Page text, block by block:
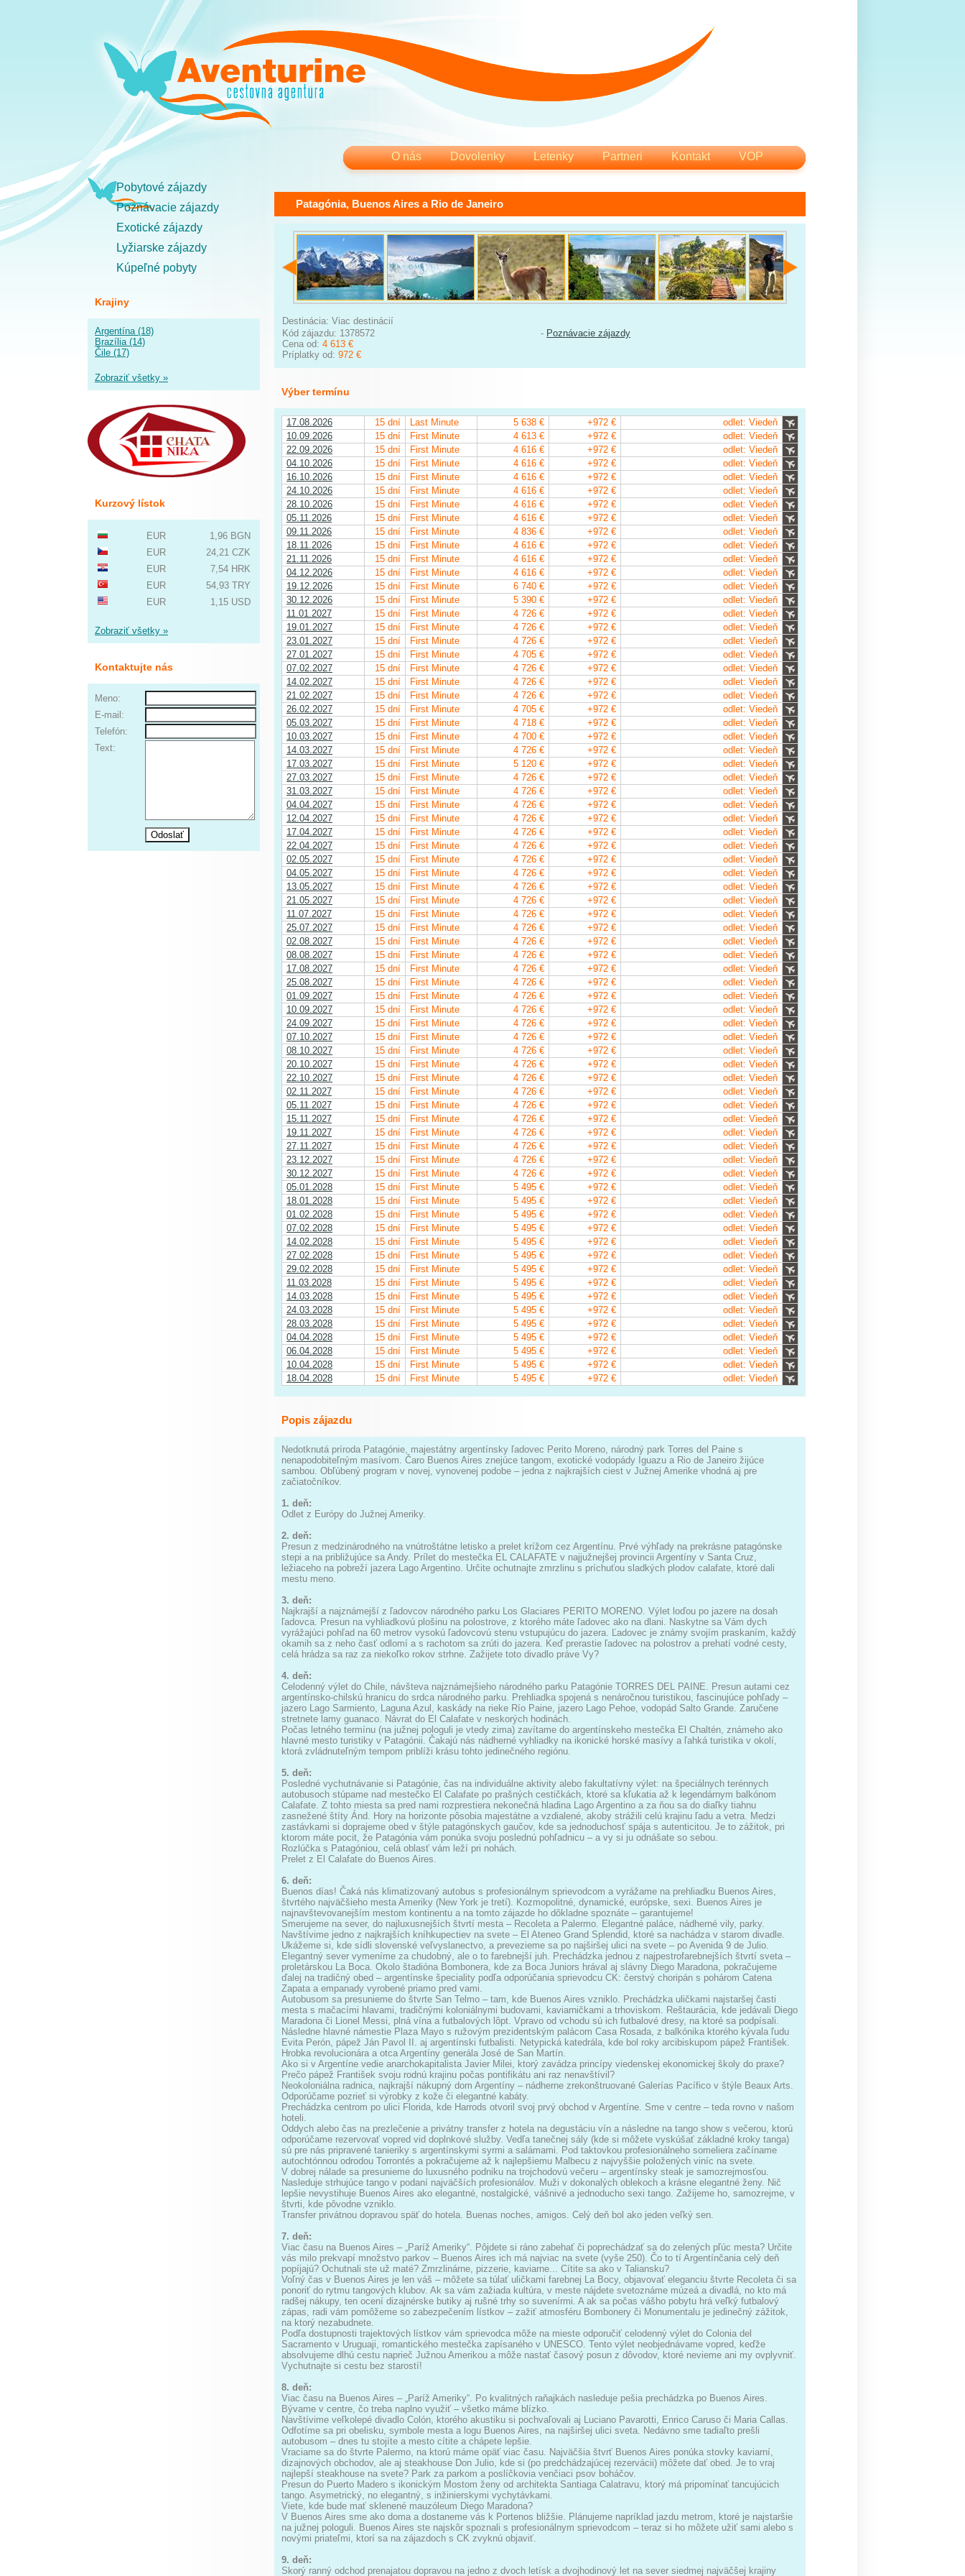
O nás Dovolenky Letenky Partneri Kontakt VOP
Pobytové zájazdy
Poznávacie zájazdy
Exotické zájazdy
Lyžiarske zájazdy
Kúpeľné pobyty
Krajiny
Argentína (18)
Brazília (14)
Čile (17)
Zobraziť všetky »
Kurzový lístok
EUR
1,96 BGN
EUR
24,21 CZK
EUR
7,54 HRK
EUR
54,93 TRY
EUR
1,15 USD
Zobraziť všetky »
Kontaktujte nás
Meno:
E-mail:
Telefón:
Text:
Patagónia, Buenos Aires a Rio de Janeiro
Destinácia: Viac destinácií
Kód zájazdu: 1378572
Cena od: 4 613 €
Príplatky od: 972 €
- Poznávacie zájazdy
Výber termínu
17.08.2026 15 dní Last Minute 5 638 € +972 €
odlet: Viedeň
10.09.2026
15 dní First Minute 4 613 € +972 €
odlet: Viedeň
22.09.2026
15 dní First Minute 4 616 € +972 €
odlet: Viedeň
04.10.2026
15 dní First Minute 4 616 € +972 €
odlet: Viedeň
16.10.2026
15 dní First Minute 4 616 € +972 €
odlet: Viedeň
24.10.2026
15 dní First Minute 4 616 € +972 €
odlet: Viedeň
28.10.2026
15 dní First Minute 4 616 € +972 €
odlet: Viedeň
05.11.2026
15 dní First Minute 4 616 € +972 €
odlet: Viedeň
09.11.2026
15 dní First Minute 4 836 € +972 €
odlet: Viedeň
18.11.2026
15 dní First Minute 4 616 € +972 €
odlet: Viedeň
21.11.2026
15 dní First Minute 4 616 € +972 €
odlet: Viedeň
04.12.2026
15 dní First Minute 4 616 € +972 €
odlet: Viedeň
19.12.2026
15 dní First Minute 6 740 € +972 €
odlet: Viedeň
30.12.2026
15 dní First Minute 5 390 € +972 €
odlet: Viedeň
11.01.2027
15 dní First Minute 4 726 € +972 €
odlet: Viedeň
19.01.2027
15 dní First Minute 4 726 € +972 €
odlet: Viedeň
23.01.2027
15 dní First Minute 4 726 € +972 €
odlet: Viedeň
27.01.2027
15 dní First Minute 4 705 € +972 €
odlet: Viedeň
07.02.2027
15 dní First Minute 4 726 € +972 €
odlet: Viedeň
14.02.2027
15 dní First Minute 4 726 € +972 €
odlet: Viedeň
21.02.2027
15 dní First Minute 4 726 € +972 €
odlet: Viedeň
26.02.2027
15 dní First Minute 4 705 € +972 €
odlet: Viedeň
05.03.2027
15 dní First Minute 4 718 € +972 €
odlet: Viedeň
10.03.2027
15 dní First Minute 4 700 € +972 €
odlet: Viedeň
14.03.2027
15 dní First Minute 4 726 € +972 €
odlet: Viedeň
17.03.2027
15 dní First Minute 5 120 € +972 €
odlet: Viedeň
27.03.2027
15 dní First Minute 4 726 € +972 €
odlet: Viedeň
31.03.2027
15 dní First Minute 4 726 € +972 €
odlet: Viedeň
04.04.2027
15 dní First Minute 4 726 € +972 €
odlet: Viedeň
12.04.2027
15 dní First Minute 4 726 € +972 €
odlet: Viedeň
17.04.2027
15 dní First Minute 4 726 € +972 €
odlet: Viedeň
22.04.2027
15 dní First Minute 4 726 € +972 €
odlet: Viedeň
02.05.2027
15 dní First Minute 4 726 € +972 €
odlet: Viedeň
04.05.2027
15 dní First Minute 4 726 € +972 €
odlet: Viedeň
13.05.2027
15 dní First Minute 4 726 € +972 €
odlet: Viedeň
21.05.2027
15 dní First Minute 4 726 € +972 €
odlet: Viedeň
11.07.2027
15 dní First Minute 4 726 € +972 €
odlet: Viedeň
25.07.2027
15 dní First Minute 4 726 € +972 €
odlet: Viedeň
02.08.2027
15 dní First Minute 4 726 € +972 €
odlet: Viedeň
08.08.2027
15 dní First Minute 4 726 € +972 €
odlet: Viedeň
17.08.2027
15 dní First Minute 4 726 € +972 €
odlet: Viedeň
25.08.2027
15 dní First Minute 4 726 € +972 €
odlet: Viedeň
01.09.2027
15 dní First Minute 4 726 € +972 €
odlet: Viedeň
10.09.2027
15 dní First Minute 4 726 € +972 €
odlet: Viedeň
24.09.2027
15 dní First Minute 4 726 € +972 €
odlet: Viedeň
07.10.2027
15 dní First Minute 4 726 € +972 €
odlet: Viedeň
08.10.2027
15 dní First Minute 4 726 € +972 €
odlet: Viedeň
20.10.2027
15 dní First Minute 4 726 € +972 €
odlet: Viedeň
22.10.2027
15 dní First Minute 4 726 € +972 €
odlet: Viedeň
02.11.2027
15 dní First Minute 4 726 € +972 €
odlet: Viedeň
05.11.2027
15 dní First Minute 4 726 € +972 €
odlet: Viedeň
15.11.2027
15 dní First Minute 4 726 € +972 €
odlet: Viedeň
19.11.2027
15 dní First Minute 4 726 € +972 €
odlet: Viedeň
27.11.2027
15 dní First Minute 4 726 € +972 €
odlet: Viedeň
23.12.2027
15 dní First Minute 4 726 € +972 €
odlet: Viedeň
30.12.2027
15 dní First Minute 4 726 € +972 €
odlet: Viedeň
05.01.2028
15 dní First Minute 5 495 € +972 €
odlet: Viedeň
18.01.2028
15 dní First Minute 5 495 € +972 €
odlet: Viedeň
01.02.2028
15 dní First Minute 5 495 € +972 €
odlet: Viedeň
07.02.2028
15 dní First Minute 5 495 € +972 €
odlet: Viedeň
14.02.2028
15 dní First Minute 5 495 € +972 €
odlet: Viedeň
27.02.2028
15 dní First Minute 5 495 € +972 €
odlet: Viedeň
29.02.2028
15 dní First Minute 5 495 € +972 €
odlet: Viedeň
11.03.2028
15 dní First Minute 5 495 € +972 €
odlet: Viedeň
14.03.2028
15 dní First Minute 5 495 € +972 €
odlet: Viedeň
24.03.2028
15 dní First Minute 5 495 € +972 €
odlet: Viedeň
28.03.2028
15 dní First Minute 5 495 € +972 €
odlet: Viedeň
04.04.2028
15 dní First Minute 5 495 € +972 €
odlet: Viedeň
06.04.2028
15 dní First Minute 5 495 € +972 €
odlet: Viedeň
10.04.2028
15 dní First Minute 5 495 € +972 €
odlet: Viedeň
18.04.2028
15 dní First Minute 5 495 € +972 € odlet: Viedeň
Popis zájazdu
Nedotknutá príroda Patagónie, majestátny argentínsky ľadovec Perito Moreno, národný park Torres del Paine s
nenapodobiteľným masívom. Čaro Buenos Aires znejúce tangom, exotické vodopády Iguazu a Rio de Janeiro žijúce
sambou. Obľúbený program v novej, vynovenej podobe – jedna z najkrajších ciest v Južnej Amerike vhodná aj pre
začiatočníkov.
1. deň:
Odlet z Európy do Južnej Ameriky.
2. deň:
Presun z medzinárodného na vnútroštátne letisko a prelet krížom cez Argentínu. Prvé výhľady na prekrásne patagónske
stepi a na približujúce sa Andy. Prílet do mestečka EL CALAFATE v najjužnejšej provincii Argentíny v Santa Cruz,
ležiaceho na pobreží jazera Lago Argentino. Určite ochutnajte zmrzlinu s príchuťou sladkých plodov calafate, ktoré dali
mestu meno.
3. deň:
Najkrajší a najznámejší z ľadovcov národného parku Los Glaciares PERITO MORENO. Výlet loďou po jazere na dosah
ľadovca. Presun na vyhliadkovú plošinu na polostrove, z ktorého máte ľadovec ako na dlani. Naskytne sa Vám dych
vyrážajúci pohľad na 60 metrov vysokú ľadovcovú stenu vstupujúcu do jazera. Ľadovec je známy svojím praskaním, každý
okamih sa z neho časť odlomí a s rachotom sa zrúti do jazera. Keď prerastie ľadovec na polostrov a prehatí vodné cesty,
celá hrádza sa raz za niekoľko rokov strhne. Zažijete toto divadlo práve Vy?
4. deň:
Celodenný výlet do Chile, návšteva najznámejšieho národného parku Patagónie TORRES DEL PAINE. Presun autami cez
argentínsko-chilskú hranicu do srdca národného parku. Prehliadka spojená s nenáročnou turistikou, fascinujúce pohľady –
jazero Lago Sarmiento, Laguna Azul, kaskády na rieke Río Paine, jazero Lago Pehoe, vodopád Salto Grande. Zaručene
stretnete lamy guanaco. Návrat do El Calafate v neskorých hodinách.
Počas letného termínu (na južnej pologuli je vtedy zima) zavítame do argentínskeho mestečka El Chaltén, známeho ako
hlavné mesto turistiky v Patagónii. Čakajú nás nádherné vyhliadky na ikonické horské masívy a ľahká turistika v okolí,
ktorá zvládnuteľným tempom priblíži krásu tohto jedinečného regiónu.
5. deň:
Posledné vychutnávanie si Patagónie, čas na individuálne aktivity alebo fakultatívny výlet: na špeciálnych terénnych
autobusoch stúpame nad mestečko El Calafate po prašných cestičkách, ktoré sa kľukatia až k legendárnym balkónom
Calafate. Z tohto miesta sa pred nami rozprestiera nekonečná hladina Lago Argentino a za ňou sa do diaľky tiahnu
zasnežené štíty Ánd. Hory na horizonte pôsobia majestátne a vzdialené, akoby strážili celú krajinu ľadu a vetra. Medzi
zastávkami si doprajeme obed v štýle patagónskych gaučov, kde sa jednoduchosť spája s autenticitou. Je to zážitok, pri
ktorom máte pocit, že Patagónia vám ponúka svoju poslednú pohľadnicu – a vy si ju odnášate so sebou.
Rozlúčka s Patagóniou, celá oblasť vám leží pri nohách.
Prelet z El Calafate do Buenos Aires.
6. deň:
Buenos días! Čaká nás klimatizovaný autobus s profesionálnym sprievodcom a vyrážame na prehliadku Buenos Aires,
štvrtého najväčšieho mesta Ameriky (New York je tretí). Kozmopolitné, dynamické, európske, sexi. Buenos Aires je
najnavštevovanejším mestom kontinentu a na tomto zájazde ho dôkladne spoznáte – garantujeme!
Smerujeme na sever, do najluxusnejších štvrtí mesta – Recoleta a Palermo. Elegantné paláce, nádherné vily, parky.
Navštívime jedno z najkrajších kníhkupectiev na svete – El Ateneo Grand Splendid, ktoré sa nachádza v starom divadle.
Ukážeme si, kde sídli slovenské veľvyslanectvo, a prevezieme sa po najširšej ulici na svete – po Avenida 9 de Julio.
Elegantný sever vymeníme za chudobný, ale o to farebnejší juh. Prechádzka jednou z najpestrofarebnejších štvrtí sveta –
proletárskou La Boca. Okolo štadióna Bombonera, kde za Boca Juniors hrával aj slávny Diego Maradona, pokračujeme
ďalej na tradičný obed – argentínske špeciality podľa odporúčania sprievodcu CK: čerstvý choripán s pohárom Catena
Zapata a empanady vyrobené priamo pred vami.
Autobusom sa presunieme do štvrte San Telmo – tam, kde Buenos Aires vzniklo. Prechádzka uličkami najstaršej časti
mesta s mačacími hlavami, tradičnými koloniálnymi budovami, kaviarničkami a trhoviskom. Reštaurácia, kde jedávali Diego
Maradona či Lionel Messi, plná vína a futbalových lôpt. Vpravo od vchodu sú ich futbalové dresy, na ktoré sa podpísali.
Následne hlavné námestie Plaza Mayo s ružovým prezidentským palácom Casa Rosada, z balkónika ktorého kývala ľudu
Evita Perón, pápež Ján Pavol II. aj argentínski futbalisti. Netypická katedrála, kde bol roky arcibiskupom pápež František.
Hrobka revolucionára a otca Argentíny generála José de San Martín.
Ako si v Argentíne vedie anarchokapitalista Javier Milei, ktorý zavádza princípy viedenskej ekonomickej školy do praxe?
Prečo pápež František svoju rodnú krajinu počas pontifikátu ani raz nenavštívil?
Neokoloniálna radnica, najkrajší nákupný dom Argentíny – nádherne zrekonštruované Galerías Pacífico v štýle Beaux Arts.
Odporúčame pozrieť si výrobky z kože či elegantné kabáty.
Prechádzka centrom po ulici Florida, kde Harrods otvoril svoj prvý obchod v Argentíne. Sme v centre – teda rovno v našom
hoteli.
Oddych alebo čas na prezlečenie a privátny transfer z hotela na degustáciu vín a následne na tango show s večerou, ktorú
odporúčame rezervovať vopred vid doplnkové služby. Vedľa tanečnej sály (kde si môžete vyskúšať základné kroky tanga)
sú pre nás pripravené tanieriky s argentínskymi syrmi a salámami. Pod taktovkou profesionálneho someliera začíname
autochtónnou odrodou Torrontés a pokračujeme až k najlepšiemu Malbecu z najvyššie položených viníc na svete.
V dobrej nálade sa presunieme do luxusného podniku na trojchodovú večeru – argentínsky steak je samozrejmosťou.
Nasleduje strhujúce tango v podaní najväčších profesionálov. Muži v dokonalých oblekoch a krásne elegantné ženy. Nič
lepšie nevystihuje Buenos Aires ako elegantné, nostalgické, vášnivé a jednoducho sexi tango. Zažijeme ho, samozrejme, v
štvrti, kde pôvodne vzniklo.
Transfer privátnou dopravou späť do hotela. Buenas noches, amigos. Celý deň bol ako jeden veľký sen.
7. deň:
Viac času na Buenos Aires – „Paríž Ameriky“. Pôjdete si ráno zabehať či poprechádzať sa do zelených pľúc mesta? Určite
vás milo prekvapí množstvo parkov – Buenos Aires ich má najviac na svete (vyše 250). Čo to tí Argentínčania celý deň
popíjajú? Ochutnali ste už maté? Zmrzlinárne, pizzerie, kaviarne... Cítite sa ako v Taliansku?
Voľný čas v Buenos Aires je len váš – môžete sa túlať uličkami farebnej La Bocy, objavovať eleganciu štvrte Recoleta či sa
ponoriť do rytmu tangových klubov. Ak sa vám zažiada kultúra, v meste nájdete svetoznáme múzeá a divadlá, no kto má
radšej nákupy, ten ocení dizajnérske butiky aj rušné trhy so suvenírmi. A ak sa počas vášho pobytu hrá veľký futbalový
zápas, radi vám pomôžeme so zabezpečením lístkov – zažiť atmosféru Bombonery či Monumentalu je jedinečný zážitok,
na ktorý nezabudnete.
Podľa dostupnosti trajektových lístkov vám sprievodca môže na mieste odporučiť celodenný výlet do Colonia del
Sacramento v Uruguaji, romantického mestečka zapísaného v UNESCO. Tento výlet neobjednávame vopred, keďže
absolvujeme dlhú cestu naprieč Južnou Amerikou a môže nastať časový posun z dôvodov, ktoré nevieme ani my ovplyvniť.
Vychutnajte si cestu bez starostí!
8. deň:
Viac času na Buenos Aires – „Paríž Ameriky“. Po kvalitných raňajkách nasleduje pešia prechádzka po Buenos Aires.
Bývame v centre, čo treba naplno využiť – všetko máme blízko.
Navštívime veľkolepé divadlo Colón, ktorého akustiku si pochvaľovali aj Luciano Pavarotti, Enrico Caruso či Maria Callas.
Odfotíme sa pri obelisku, symbole mesta a logu Buenos Aires, na najširšej ulici sveta. Nedávno sme tadiaľto prešli
autobusom – dnes tu stojíte a mesto cítite a chápete lepšie.
Vraciame sa do štvrte Palermo, na ktorú máme opäť viac času. Najväčšia štvrť Buenos Aires ponúka stovky kaviarní,
dizajnových obchodov, ale aj steakhouse Don Julio, kde si (po predchádzajúcej rezervácii) môžete dať obed. Je to vraj
najlepší steakhouse na svete? Park za parkom a poslíčkovia venčiaci psov boháčov.
Presun do Puerto Madero s ikonickým Mostom ženy od architekta Santiaga Calatravu, ktorý má pripomínať tancujúcich
tango. Asymetrický, no elegantný, s inžinierskymi vychytávkami.
Viete, kde bude mať sklenené mauzóleum Diego Maradona?
V Buenos Aires sme ako doma a dostaneme vás k Portenos bližšie. Plánujeme napríklad jazdu metrom, ktoré je najstaršie
na južnej pologuli. Buenos Aires ste najskôr spoznali s profesionálnym sprievodcom – teraz si ho môžete užiť sami alebo s
novými priateľmi, ktorí sa na zájazdoch s CK zvyknú objaviť.
9. deň:
Skorý ranný odchod prenajatou dopravou na jedno z dvoch letísk a dvojhodinový let na sever siedmej najväčšej krajiny